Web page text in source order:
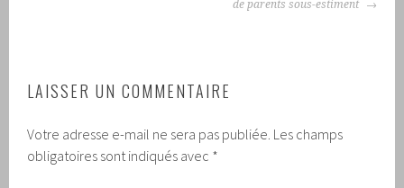
de parents sous-estiment
LAISSER UN COMMENTAIRE
Votre adresse e-mail ne sera pas publiée. Les champs
obligatoires sont indiqués avec *